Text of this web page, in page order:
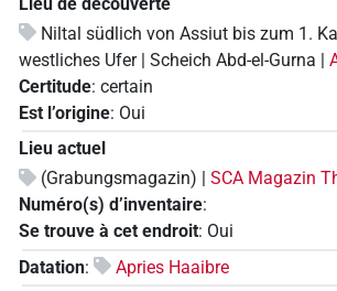
Niltal südlich von Assiut bis zum 1.
westliches Ufer | Scheich Abd-el-Gurna |
Certitude: certain
Est l’origine: Oui
Lieu actuel
(Grabungsmagazin) | SCA Magazin
Numéro(s) d’inventaire:
Se trouve à cet endroit: Oui
Datation:
Apries Haaibre